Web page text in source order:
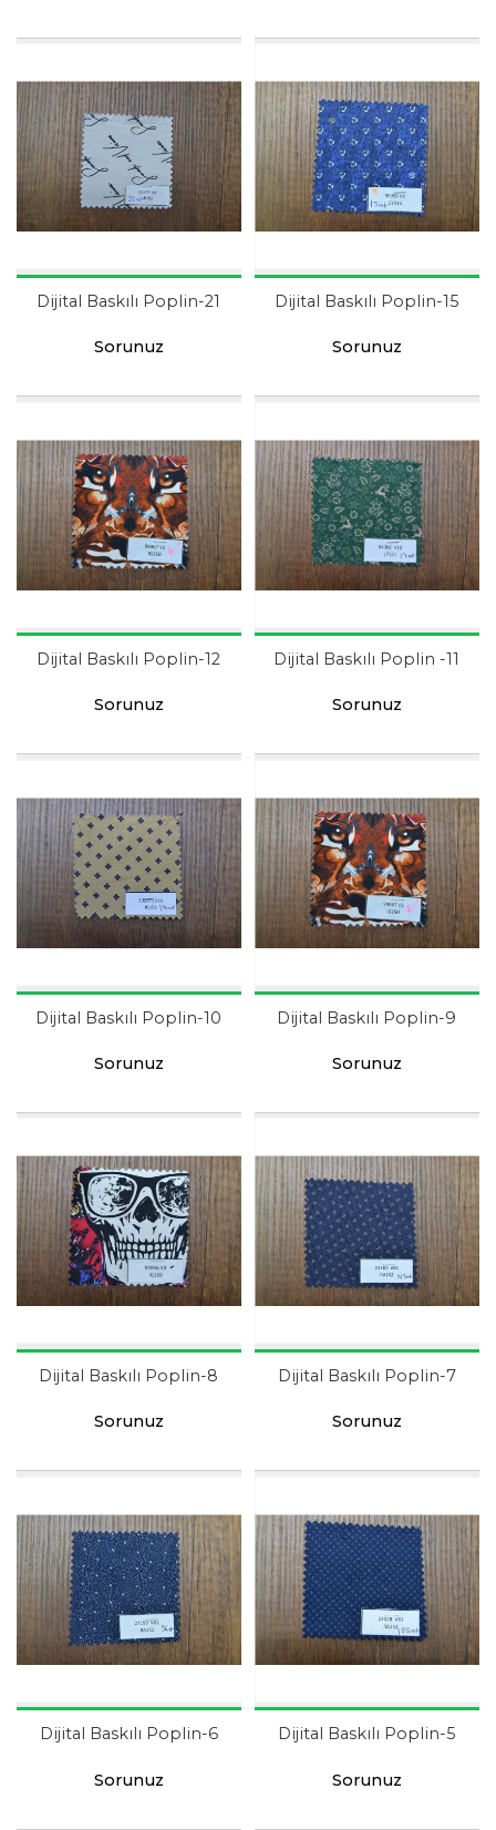
Dijital Baskılı Poplin-21
Sorunuz
Dijital Baskılı Poplin-15
Sorunuz
Dijital Baskılı Poplin-12
Sorunuz
Dijital Baskılı Poplin -11
Sorunuz
Dijital Baskılı Poplin-10
Sorunuz
Dijital Baskılı Poplin-9
Sorunuz
Dijital Baskılı Poplin-8
Sorunuz
Dijital Baskılı Poplin-7
Sorunuz
Dijital Baskılı Poplin-6
Sorunuz
Dijital Baskılı Poplin-5
Sorunuz